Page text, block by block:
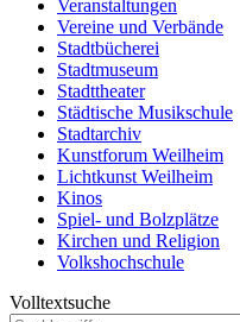
Veranstaltungen
Vereine und Verbände
Stadtbücherei
Stadtmuseum
Stadttheater
Städtische Musikschule
Stadtarchiv
Kunstforum Weilheim
Lichtkunst Weilheim
Kinos
Spiel- und Bolzplätze
Kirchen und Religion
Volkshochschule
Volltextsuche